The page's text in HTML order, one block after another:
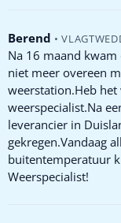
Berend •
Na 16 maand
niet meer overeen
weerstation.Heb
weerspecialist.Na
leverancier in
gekregen.Vandaag
buitentemperatuur
Weerspecialist!